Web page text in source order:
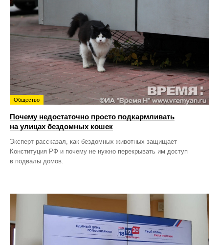
Общество
Почему недостаточно просто подкармливать
на улицах бездомных кошек
Эксперт рассказал, как бездомных животных защищает
Конституция РФ и почему не нужно перекрывать им доступ
в подвалы домов.